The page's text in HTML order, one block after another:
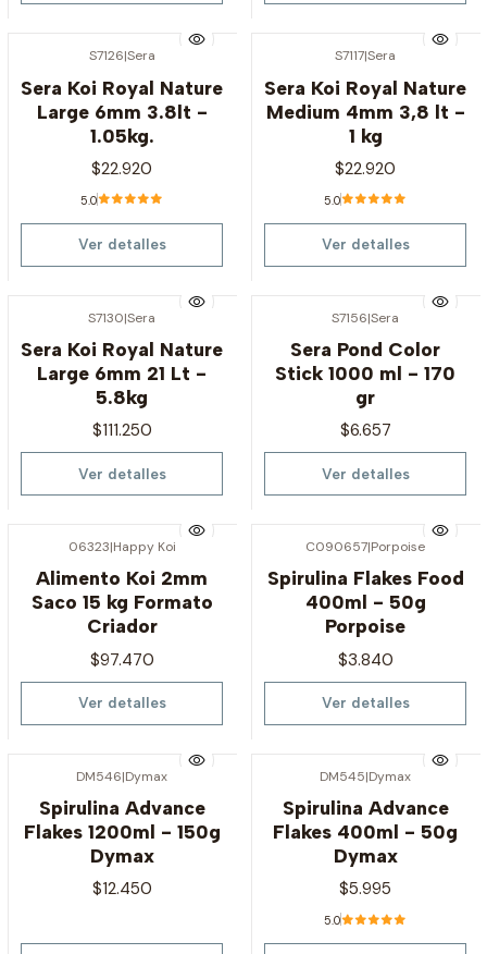
S7126|Sera
Sera Koi Royal Nature
Large 6mm 3.8lt -
1.05kg.
$22.920
5.0
Ver detalles
S7117|Sera
Sera Koi Royal Nature
Medium 4mm 3,8 lt -
1 kg
$22.920
5.0
Ver detalles
S7130|Sera
Sera Koi Royal Nature
Large 6mm 21 Lt -
5.8kg
$111.250
Ver detalles
S7156|Sera
Sera Pond Color
Stick 1000 ml - 170
gr
$6.657
Ver detalles
06323|Happy Koi
Alimento Koi 2mm
Saco 15 kg Formato
Criador
$97.470
Ver detalles
C090657|Porpoise
Spirulina Flakes Food
400ml - 50g
Porpoise
$3.840
Ver detalles
DM546|Dymax
Spirulina Advance
Flakes 1200ml - 150g
Dymax
$12.450
DM545|Dymax
Spirulina Advance
Flakes 400ml - 50g
Dymax
$5.995
5.0